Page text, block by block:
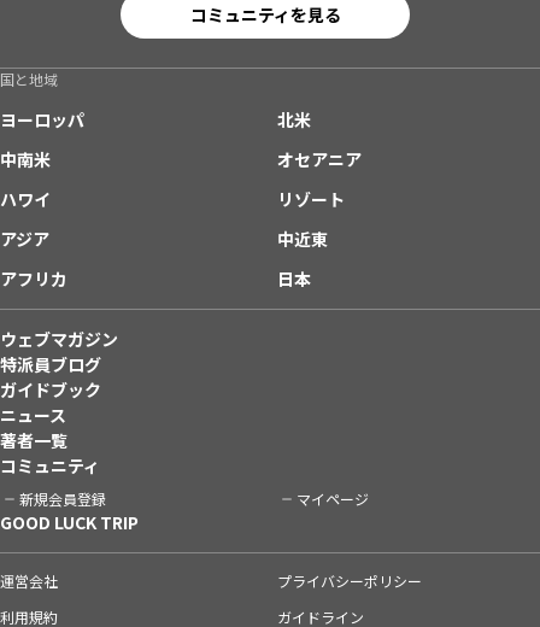
コミュニティを見る
国と地域
ヨーロッパ
北米
中南米
オセアニア
ハワイ
リゾート
アジア
中近東
アフリカ
日本
ウェブマガジン
特派員ブログ
ガイドブック
ニュース
著者一覧
コミュニティ
新規会員登録 マイページ
GOOD LUCK TRIP
運営会社
プライバシーポリシー
利用規約
ガイドライン